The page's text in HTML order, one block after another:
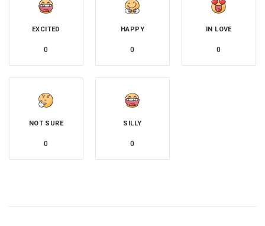
EXCITED
0
HAPPY
0
IN LOVE
0
NOT SURE
0
SILLY
0